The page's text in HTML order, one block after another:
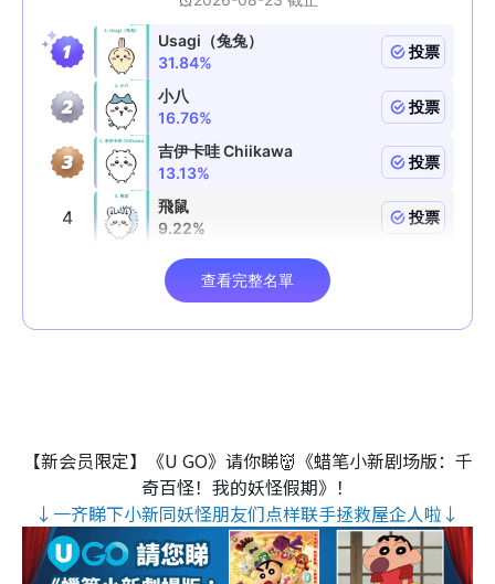
【新会员限定】《U GO》请你睇👹《蜡笔小新剧场版：千
奇百怪！我的妖怪假期》！
↓一齐睇下小新同妖怪朋友们点样联手拯救屋企人啦↓